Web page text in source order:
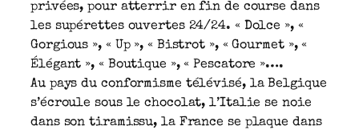
privées, pour atterrir en fin de course dans
les supérettes ouvertes 24/24. « Dolce », «
Gorgious », « Up », « Bistrot », « Gourmet », «
Élégant », « Boutique », « Pescatore »….
Au pays du conformisme télévisé, la Belgique
s’écroule sous le chocolat, l’Italie se noie
dans son tiramissu, la France se plaque dans